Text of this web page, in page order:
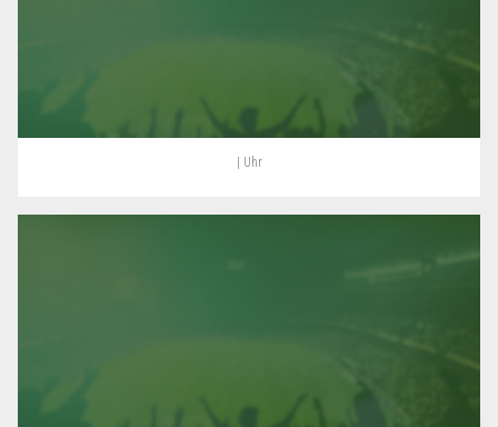
| Uhr